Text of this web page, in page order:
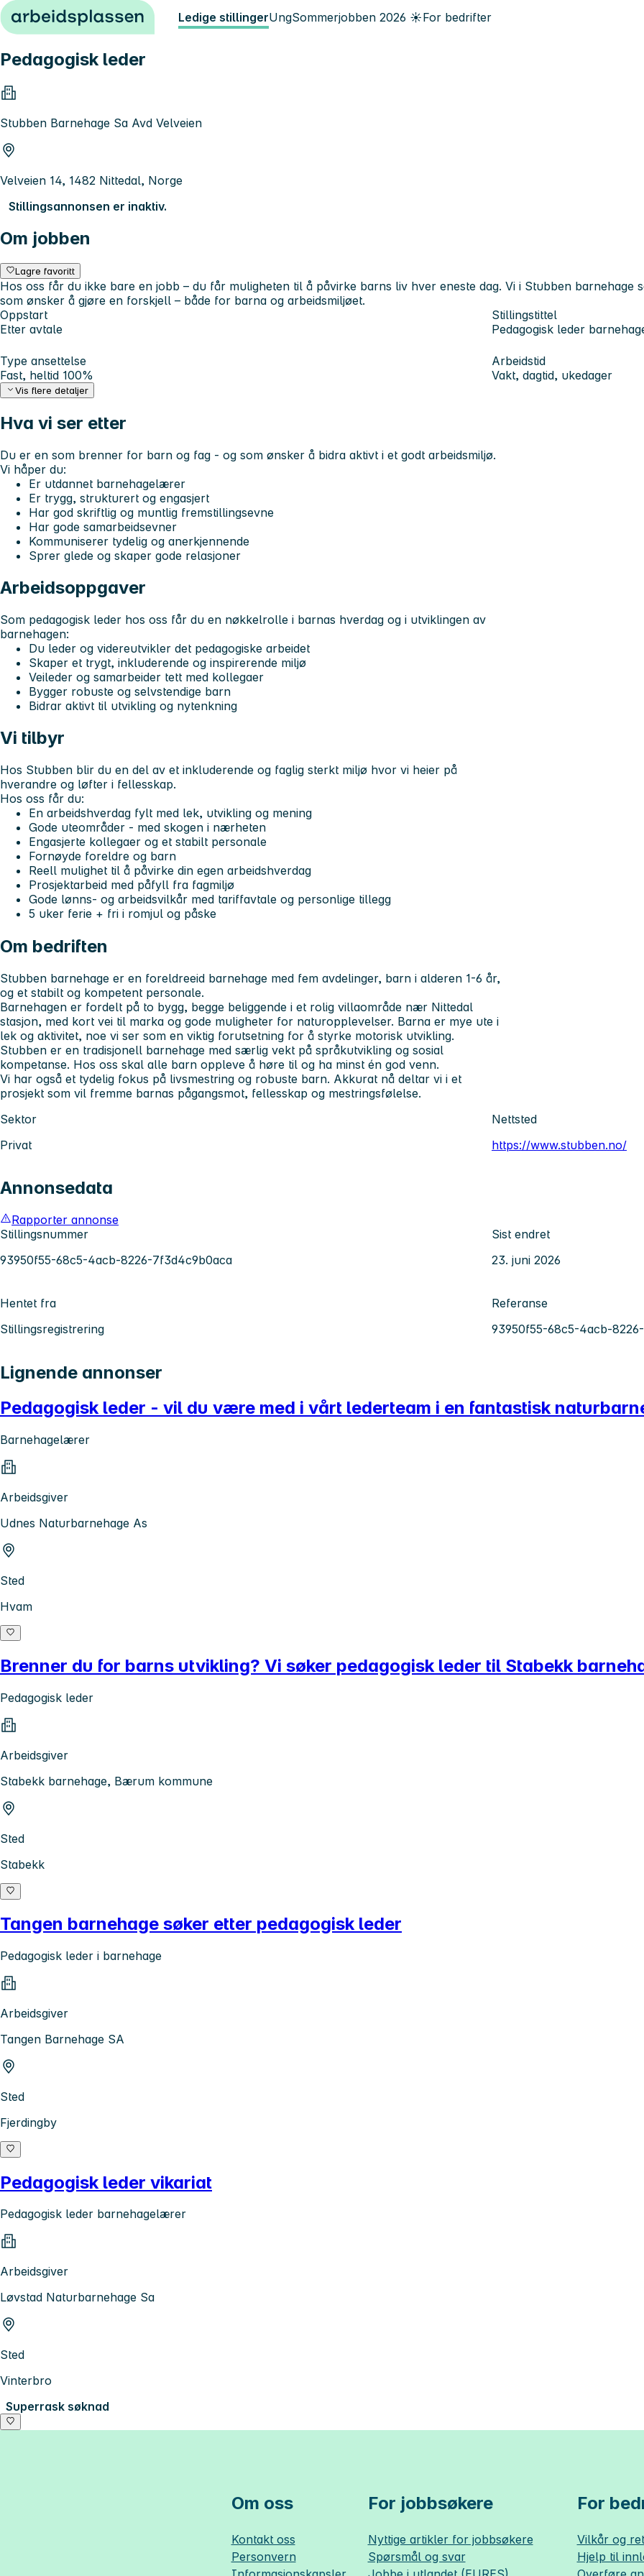
Hopp til innhold Ledige stillingerUngSommerjobben 2026 ☀️For bedrifter
Pedagogisk leder
Stubben Barnehage Sa Avd Velveien
Velveien 14, 1482 Nittedal, Norge
Stillingsannonsen er inaktiv.
Om jobben
Lagre favoritt
Hos oss får du ikke bare en jobb – du får muligheten til å påvirke barns liv hver eneste dag. Vi i Stubben barnehage
som ønsker å gjøre en forskjell – både for barna og arbeidsmiljøet.
Oppstart
Etter avtale
Stillingstittel
Pedagogisk leder
Type ansettelse
Fast, heltid 100%
Arbeidstid
Vakt, dagtid, ukedager
Vis flere detaljer
Hva vi ser etter
Du er en som brenner for barn og fag - og som ønsker å bidra aktivt i et godt arbeidsmiljø.
Vi håper du:
Er utdannet barnehagelærer
Er trygg, strukturert og engasjert
Har god skriftlig og muntlig fremstillingsevne
Har gode samarbeidsevner
Kommuniserer tydelig og anerkjennende
Sprer glede og skaper gode relasjoner
Arbeidsoppgaver
Som pedagogisk leder hos oss får du en nøkkelrolle i barnas hverdag og i utviklingen av
barnehagen:
Du leder og videreutvikler det pedagogiske arbeidet
Skaper et trygt, inkluderende og inspirerende miljø
Veileder og samarbeider tett med kollegaer
Bygger robuste og selvstendige barn
Bidrar aktivt til utvikling og nytenkning
Vi tilbyr
Hos Stubben blir du en del av et inkluderende og faglig sterkt miljø hvor vi heier på
hverandre og løfter i fellesskap.
Hos oss får du:
En arbeidshverdag fylt med lek, utvikling og mening
Gode uteområder - med skogen i nærheten
Engasjerte kollegaer og et stabilt personale
Fornøyde foreldre og barn
Reell mulighet til å påvirke din egen arbeidshverdag
Prosjektarbeid med påfyll fra fagmiljø
Gode lønns- og arbeidsvilkår med tariffavtale og personlige tillegg
5 uker ferie + fri i romjul og påske
Om bedriften
Stubben barnehage er en foreldreeid barnehage med fem avdelinger, barn i alderen 1-6 år,
og et stabilt og kompetent personale.
Barnehagen er fordelt på to bygg, begge beliggende i et rolig villaområde nær Nittedal
stasjon, med kort vei til marka og gode muligheter for naturopplevelser. Barna er mye ute i
lek og aktivitet, noe vi ser som en viktig forutsetning for å styrke motorisk utvikling.
Stubben er en tradisjonell barnehage med særlig vekt på språkutvikling og sosial
kompetanse. Hos oss skal alle barn oppleve å høre til og ha minst én god venn.
Vi har også et tydelig fokus på livsmestring og robuste barn. Akkurat nå deltar vi i et
prosjekt som vil fremme barnas pågangsmot, fellesskap og mestringsfølelse.
Sektor
Privat
Nettsted
https://www.stubben.no/
Annonsedata
Rapporter annonse
Stillingsnummer
93950f55-68c5-4acb-8226-7f3d4c9b0aca
Sist endret
23. juni 2026
Hentet fra
Stillingsregistrering
Referanse
93950f55-68c5-4acb-
Lignende annonser
Pedagogisk leder - vil du være med i vårt lederteam i en fantastisk
Barnehagelærer
Arbeidsgiver
Udnes Naturbarnehage As
Sted
Hvam
Brenner du for barns utvikling? Vi søker pedagogisk leder til Stabekk
Pedagogisk leder
Arbeidsgiver
Stabekk barnehage, Bærum kommune
Sted
Stabekk
Tangen barnehage søker etter pedagogisk leder
Pedagogisk leder i barnehage
Arbeidsgiver
Tangen Barnehage SA
Sted
Fjerdingby
Pedagogisk leder vikariat
Pedagogisk leder barnehagelærer
Arbeidsgiver
Løvstad Naturbarnehage Sa
Sted
Vinterbro
Superrask søknad
Om oss
Kontakt oss
Personvern
For jobbsøkere
Nyttige artikler for jobbsøkere
Spørsmål og svar
For
Vilkår og
Hjelp til